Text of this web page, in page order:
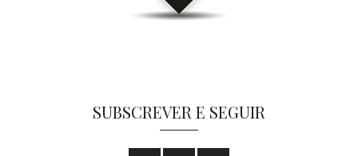
SUBSCREVER E SEGUIR